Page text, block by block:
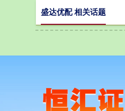
盛达优配 相关话题